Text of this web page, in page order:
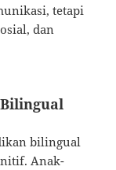
tetapi
dan
bilingual
Anak-